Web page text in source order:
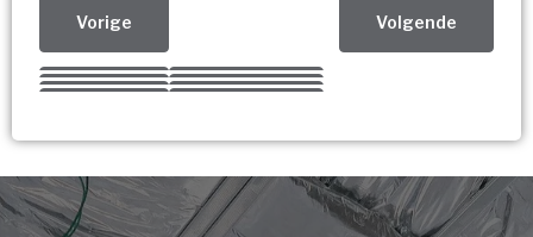
Vorige Volgende
Kies uw Isolatiemaatregel
Meerdere keuzes mogelijk
Isolatiemaatregel
Vorige Volgende
U komt in aanmerking voor
subsidie!